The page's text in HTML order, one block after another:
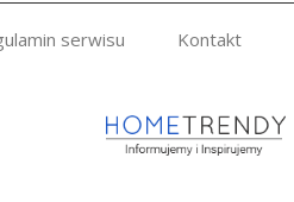
serwisu Kontakt